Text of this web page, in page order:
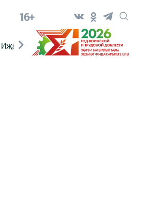
16+
Иҗат Реклама Онлайн